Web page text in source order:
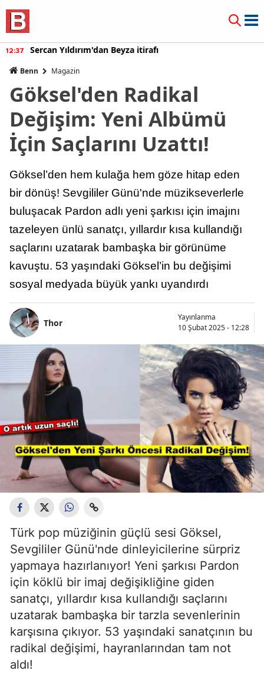
12:20 Burcu Özberk geri döndü!
Benn Magazin
Göksel'den Radikal
Değişim: Yeni Albümü
İçin Saçlarını Uzattı!
Göksel’den hem kulağa hem göze hitap eden
bir dönüş! Sevgililer Günü'nde müzikseverlerle
buluşacak Pardon adlı yeni şarkısı için imajını
tazeleyen ünlü sanatçı, yıllardır kısa kullandığı
saçlarını uzatarak bambaşka bir görünüme
kavuştu. 53 yaşındaki Göksel’in bu değişimi
sosyal medyada büyük yankı uyandırdı
Thor
Yayınlanma
10 Şubat 2025 - 12:28
Türk pop müziğinin güçlü sesi Göksel,
Sevgililer Günü'nde dinleyicilerine sürpriz
yapmaya hazırlanıyor! Yeni şarkısı Pardon
için köklü bir imaj değişikliğine giden
sanatçı, yıllardır kısa kullandığı saçlarını
uzatarak bambaşka bir tarzla sevenlerinin
karşısına çıkıyor. 53 yaşındaki sanatçının bu
radikal değişimi, hayranlarından tam not
aldı!